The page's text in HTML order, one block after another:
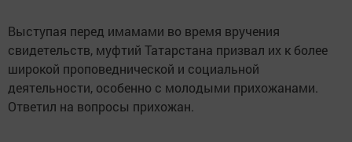
Выступая перед имамами во время вручения
свидетельств, муфтий Татарстана призвал их к более
широкой проповеднической и социальной
деятельности, особенно с молодыми прихожанами.
Ответил на вопросы прихожан.